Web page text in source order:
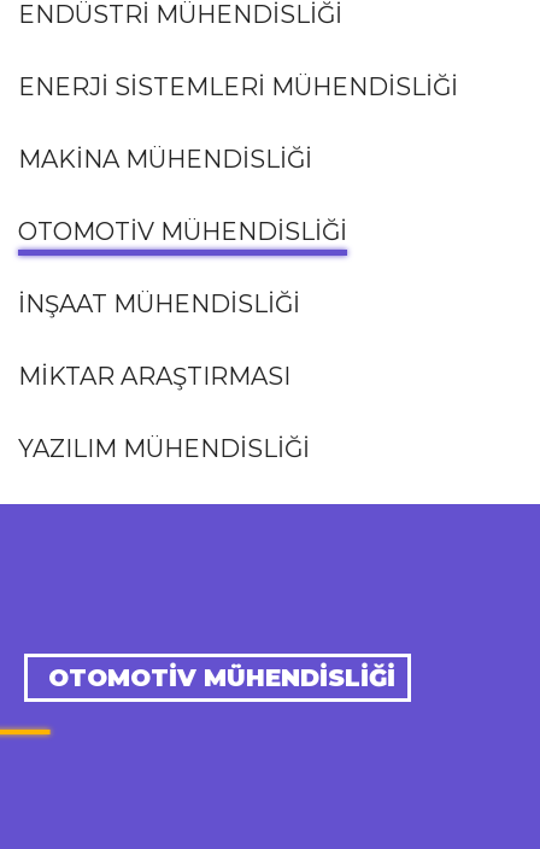
ENDÜSTRİ MÜHENDİSLİĞİ
ENERJI SISTEMLERI MÜHENDISLIĞI
MAKİNA MÜHENDİSLİĞİ
OTOMOTİV MÜHENDİSLİĞİ
İNŞAAT MÜHENDİSLİĞİ
MİKTAR ARAŞTIRMASI
YAZILIM MÜHENDİSLİĞİ
OTOMOTİV MÜHENDİSLİĞİ